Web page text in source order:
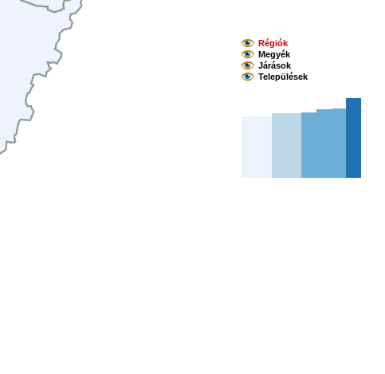
Régiók
Megyék
Járások
Települések